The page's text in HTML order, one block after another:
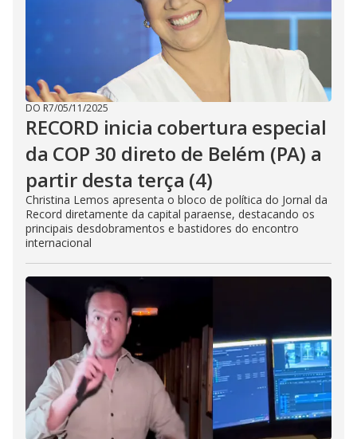
DO R7/05/11/2025
RECORD inicia cobertura especial
da COP 30 direto de Belém (PA) a
partir desta terça (4)
Christina Lemos apresenta o bloco de política do Jornal da
Record diretamente da capital paraense, destacando os
principais desdobramentos e bastidores do encontro
internacional